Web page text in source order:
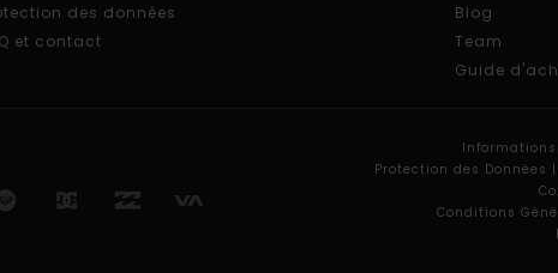
des données
et contact
Blog
Team
Guide
Informations
Protection des Données |
Conditions